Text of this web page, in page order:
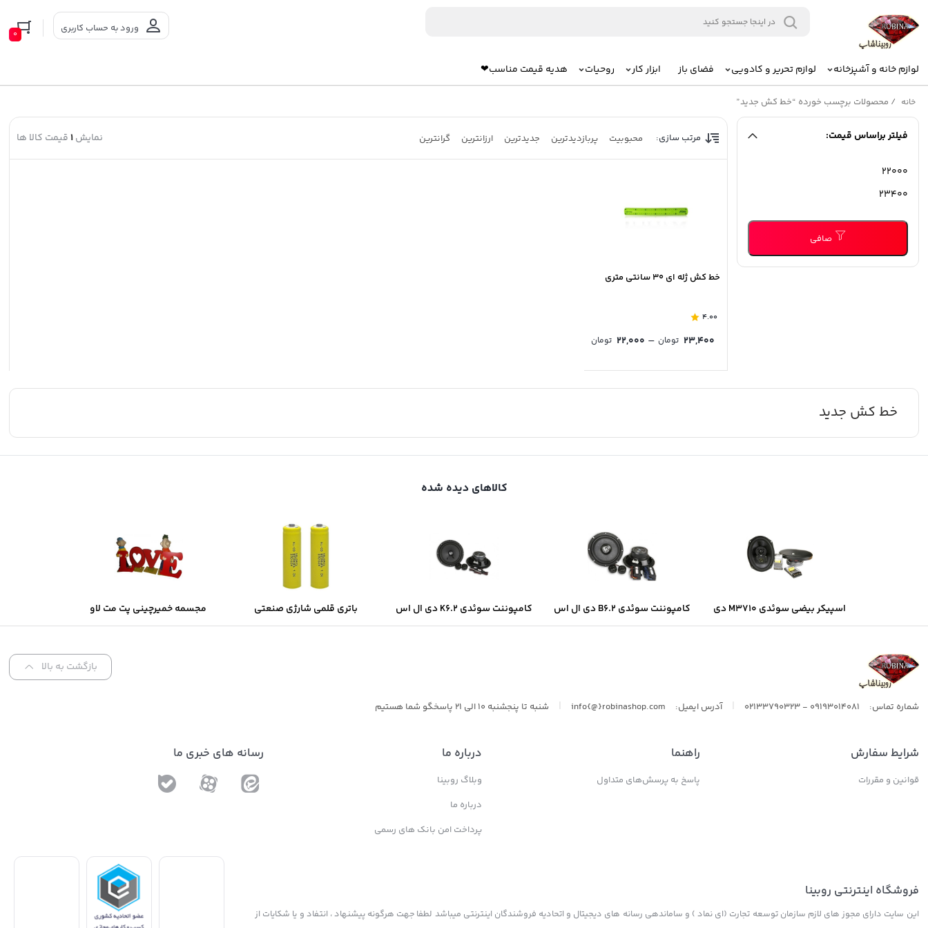
ورود به حساب کاربری 0
لوازم خانه و آشپزخانه لوازم تحریر و کادویی فضای باز ابزار کار روحیات هدیه قیمت مناسب❤
خانه / محصولات برچسب خورده “خط کش جدید”
فیلتر براساس قیمت:
حداقل
قیمت
حداكثر
قيمت
صافی
مرتب سازی: محبوبیت پربازدیدترین جدیدترین ارزانترین گرانترین نمایش1 قیمت کالا ها
خط کش ژله ای 30 سانتی متری
4.00
۲۳,۴۰۰ تومان – ۲۲,۰۰۰ تومانPrice
through
۲۳,۴۰۰ تومان
خط کش جدید
کالاهای دیده شده
اسپیکر بیضی سوئدی M3710 دی
ال اس
کامپوننت سوئدی B6.2 دی ال اس کامپوننت سوئدی K6.2 دی ال اس
باتری قلمی شارژی صنعتی
سولونیکس Solonix
مجسمه خمیرچینی پت مت لاو
بازگشت به بالا
شماره تماس: 09193014081 - 02133790323 آدرس ایمیل: info{@}robinashop.com شنبه تا پنجشنبه 10 الی 21 پاسخگو شما هستیم
شرایط سفارش
قوانین و مقررات
راهنما
پاسخ به پرسش‌های متداول
درباره ما
وبلاگ روبینا
درباره ما
پرداخت امن بانک های رسمی
رسانه های خبری ما
فروشگاه اینترنتی روبینا
این سایت دارای مجوز های لازم سازمان توسعه تجارت (ای نماد ) و ساماندهی رسانه های دیجیتال و اتحادیه فروشندگان اینترنتی میباشد لطفا جهت هرگونه پیشنهاد ، انتفاد و یا شکایات از